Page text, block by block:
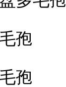
孢
孢